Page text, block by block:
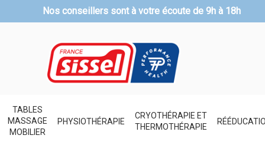
Nos conseillers sont à votre écoute de 9h à 18h
TABLES
MASSAGE
MOBILIER
PHYSIOTHÉRAPIE
CRYOTHÉRAPIE ET
THERMOTHÉRAPIE